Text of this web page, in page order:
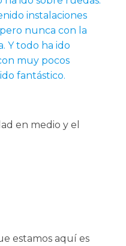
instalaciones
nunca con la
Y todo ha ido
muy pocos
fantástico.
en medio y el
estamos aquí es